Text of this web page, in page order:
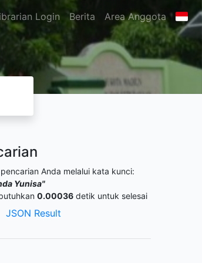
Login Berita Area Anggota
Anda melalui kata kunci:
Yunisa"
0.00036 detik untuk selesai
JSON Result